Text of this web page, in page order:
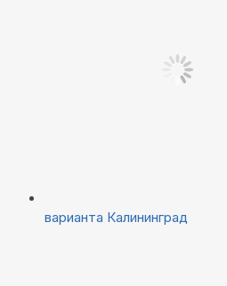
варианта Калининград